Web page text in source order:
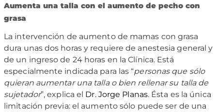
Aumenta una talla con el aumento de pecho con
grasa
La intervención de aumento de mamas con grasa
dura unas dos horas y requiere de anestesia general y
de un ingreso de 24 horas en la Clínica. Está
especialmente indicada para las “personas que sólo
quieran aumentar una talla o bien rellenar su talla de
sujetador”, explica el Dr. Jorge Planas. Ésta es la única
limitación previa: el aumento sólo puede ser de una